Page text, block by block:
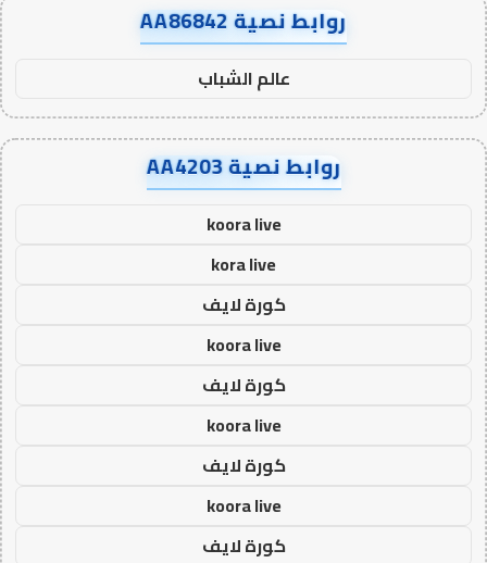
روابط نصية AA86842
عالم الشباب
روابط نصية AA4203
koora live
kora live
كورة لايف
koora live
كورة لايف
koora live
كورة لايف
koora live
كورة لايف